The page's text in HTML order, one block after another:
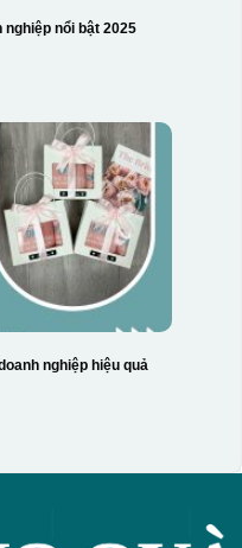
nổi bật 2025
nghiệp hiệu quả